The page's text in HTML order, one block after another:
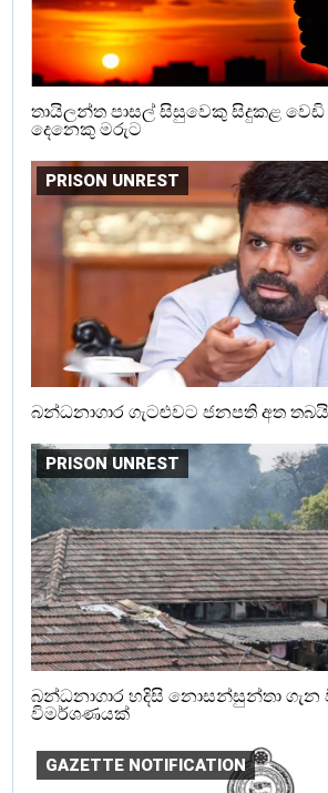
තායිලන්ත පාසල් සිසුවෙකු සිදුකළ
දෙනෙකු මරුට
PRISON UNREST
බන්ධනාගාර ගැටළුවට ජනපති අත තබයි
PRISON UNREST
බන්ධනාගාර හදිසි නොසන්සුන්තා ගැන
විමර්ශණයක්
GAZETTE NOTIFICATION